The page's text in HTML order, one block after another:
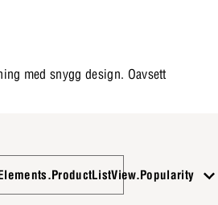
med snygg design. Oavsett